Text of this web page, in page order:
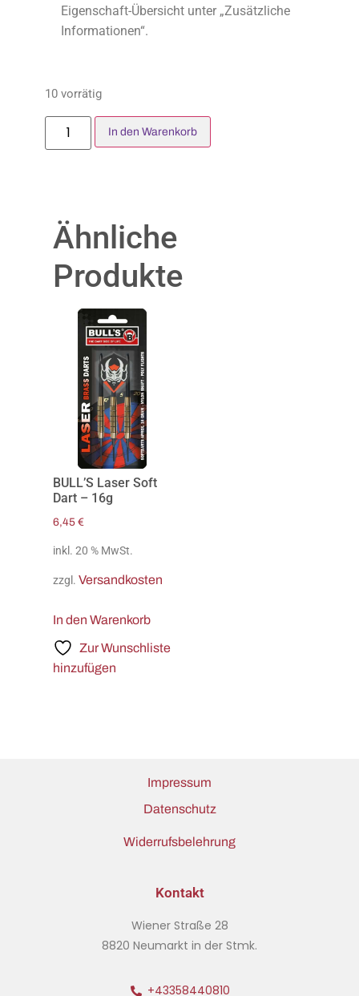
Eigenschaft-Übersicht unter „Zusätzliche
Informationen“.
10 vorrätig
In den Warenkorb
Ähnliche
Produkte
BULL’S Laser Soft
Dart – 16g
6,45 €
inkl. 20 % MwSt.
zzgl. Versandkosten
In den Warenkorb
Zur Wunschliste
hinzufügen
Impressum
Datenschutz
Widerrufsbelehrung
Kontakt
Wiener Straße 28
8820 Neumarkt in der Stmk.
+43358440810